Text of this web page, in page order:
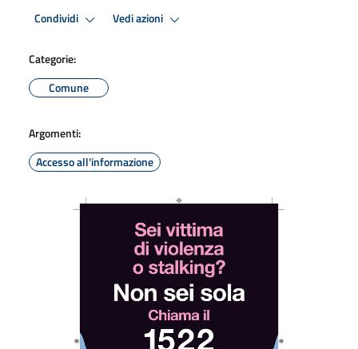
Condividi Vedi azioni
Categorie:
Comune
Argomenti:
Accesso all'informazione